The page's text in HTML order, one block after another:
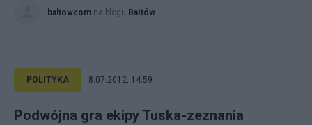
baltowcom na blogu Bałtów
POLITYKA 8.07.2012, 14:59
Podwójna gra ekipy Tuska-zeznania